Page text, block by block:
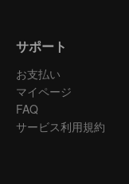
サポート
お支払い
マイページ
FAQ
サービス利用規約